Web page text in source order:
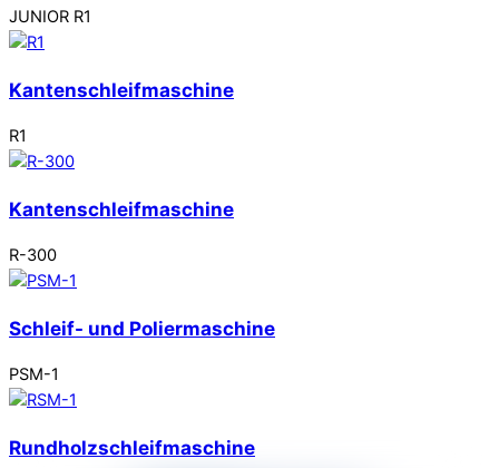
JUNIOR R1
Kantenschleifmaschine
R1
Kantenschleifmaschine
R-300
Schleif- und Poliermaschine
PSM-1
Rundholzschleifmaschine